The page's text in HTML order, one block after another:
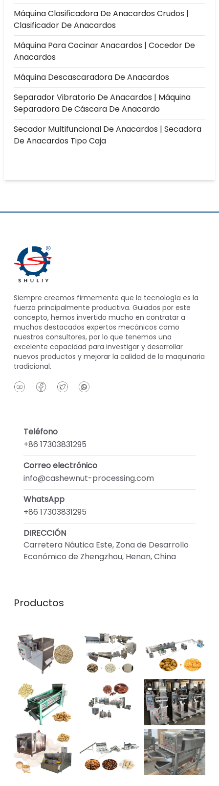
Máquina Clasificadora De Anacardos Crudos |
Clasificador De Anacardos
Máquina Para Cocinar Anacardos | Cocedor De
Anacardos
Máquina Descascaradora De Anacardos
Separador Vibratorio De Anacardos | Máquina
Separadora De Cáscara De Anacardo
Secador Multifuncional De Anacardos | Secadora
De Anacardos Tipo Caja
Siempre creemos firmemente que la tecnología es la
fuerza principalmente productiva. Guiados por este
concepto, hemos invertido mucho en contratar a
muchos destacados expertos mecánicos como
nuestros consultores, por lo que tenemos una
excelente capacidad para investigar y desarrollar
nuevos productos y mejorar la calidad de la maquinaria
tradicional.
Teléfono
+86 17303831295
Correo electrónico
info@cashewnut-processing.com
WhatsApp
+86 17303831295
DIRECCIÓN
Carretera Náutica Este, Zona de Desarrollo
Económico de Zhengzhou, Henan, China
Productos